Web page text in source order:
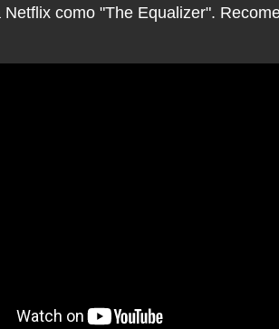
como "The Equalizer".